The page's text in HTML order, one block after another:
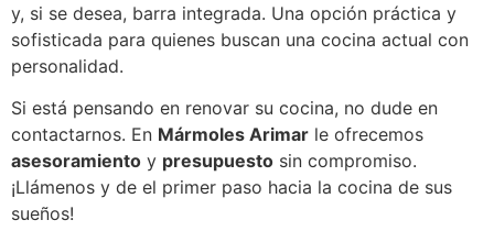
y, si se desea, barra integrada. Una opción práctica y
sofisticada para quienes buscan una cocina actual con
personalidad.
Si está pensando en renovar su cocina, no dude en
contactarnos. En Mármoles Arimar le ofrecemos
asesoramiento y presupuesto sin compromiso.
¡Llámenos y de el primer paso hacia la cocina de sus
sueños!